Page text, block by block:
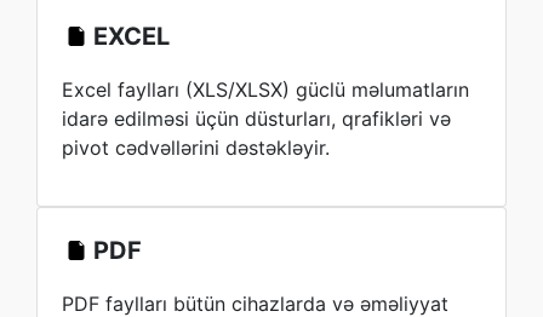
EXCEL
Excel faylları (XLS/XLSX) güclü məlumatların
idarə edilməsi üçün düsturları, qrafikləri və
pivot cədvəllərini dəstəkləyir.
PDF
PDF faylları bütün cihazlarda və əməliyyat